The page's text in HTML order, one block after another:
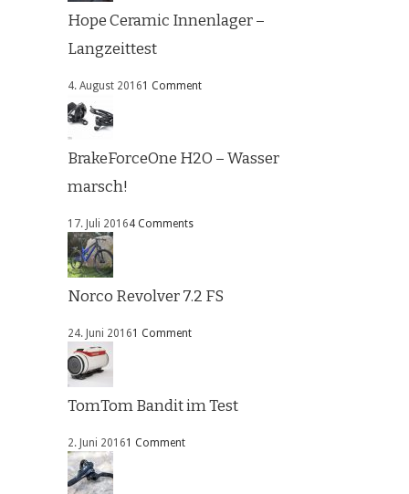
Hope Ceramic Innenlager –
Langzeittest
4. August 20161 Comment
BrakeForceOne H2O – Wasser
marsch!
17. Juli 20164 Comments
Norco Revolver 7.2 FS
24. Juni 20161 Comment
TomTom Bandit im Test
2. Juni 20161 Comment